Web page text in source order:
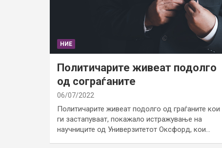
НИЕ
Политичарите живеат подолго
од сограѓаните
06/07/2022
Политичарите живеат подолго од граѓаните кои
ги застапуваат, покажало истражување на
научниците од Универзитетот Оксфорд, кои…